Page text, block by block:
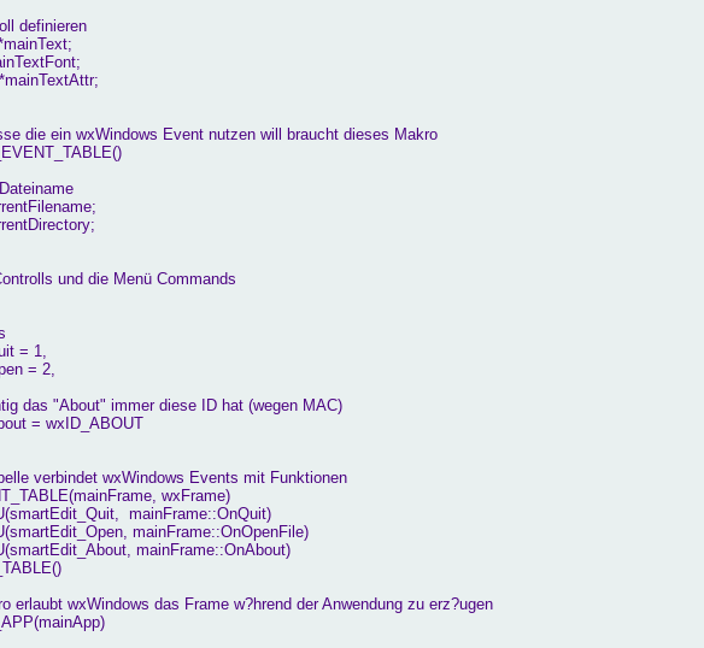
definieren
die ein wxWindows Event nutzen will braucht dieses Makro
und die Menü Commands
= 1,
= 2,
das "About" immer diese ID hat (wegen MAC)
= wxID_ABOUT
verbindet wxWindows Events mit Funktionen
wxFrame)
mainFrame::OnQuit)
mainFrame::OnOpenFile)
mainFrame::OnAbout)
erlaubt wxWindows das Frame w?hrend der Anwendung zu erz?ugen